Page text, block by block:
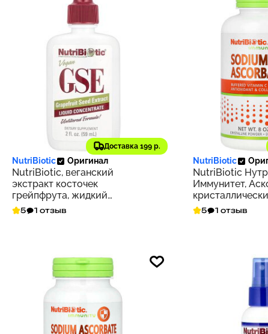
Доставка 199 р.
1 640 ₽ 164
NutriBiotic Оригинал
NutriBiotic, веганский
экстракт косточек
грейпфрута, жидкий
концентрат, 100 мг, 59 мл (2
жидк. унции)
5 1 отзыв
1 494 ₽
NutriBiotic
NutriBiotic
Иммунитет,
унций (227 г)
5 1 отзыв